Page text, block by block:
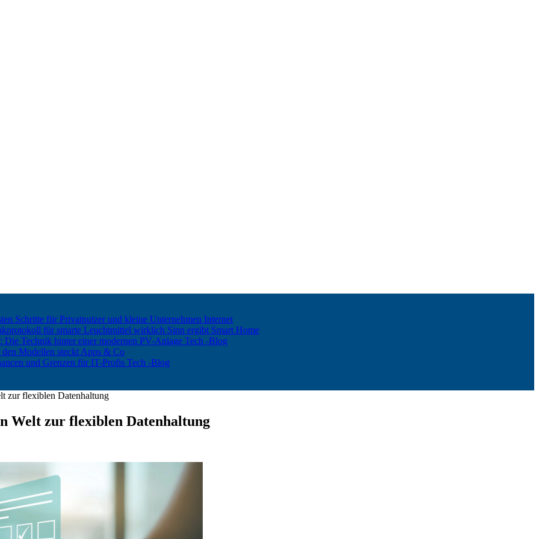
Schritte für Privatnutzer und kleine Unternehmen Internet
für smarte Leuchtmittel wirklich Sinn ergibt Smart Home
Die Technik hinter einer modernen PV-Anlage Tech -Blog
Modellen steckt Apps & Co
und Grenzen für IT-Profis Tech -Blog
zur flexiblen Datenhaltung
Welt zur flexiblen Datenhaltung